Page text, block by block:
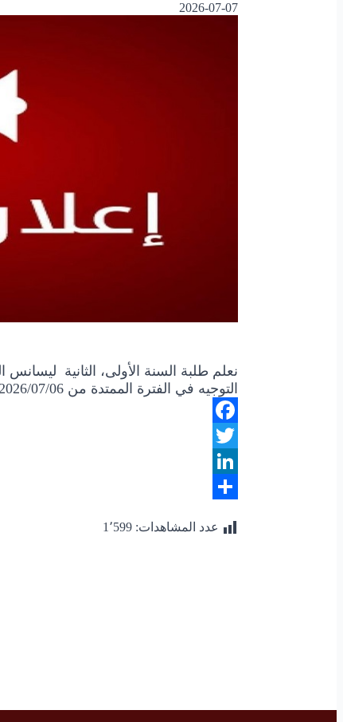
2026-07-07
نعلم طلبة السنة الأولى، الثانية ليسانس
التوجيه في الفترة الممتدة من 2026/07/06 إلى غاية 2026/07/08 عبر فضاء الطالب
Facebook
Twitter
LinkedIn
عدد المشاهدات: 1٬599